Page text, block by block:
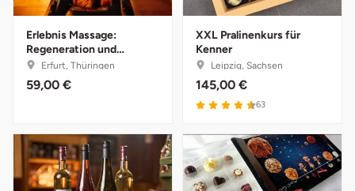
Erlebnis Massage:
Regeneration und
Vitalität
Erfurt, Thüringen
59,00 €
XXL Pralinenkurs für
Kenner
Leipzig, Sachsen
145,00 €
63
Oberhavel
Odenwald
Oder-Spree
Osnabrück